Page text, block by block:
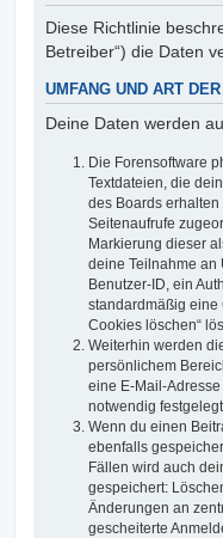
Diese Richtlinie
Betreiber“) die Daten
UMFANG UND ART
Deine Daten werden
Die Forensoftware
Textdateien, die
des Boards
Seitenaufrufe
Markierung dieser
deine Teilnahme an
Benutzer-ID, ein
standardmäßig eine
Cookies löschen“
Weiterhin werden
persönlichem
eine E-Mail-
notwendig
Wenn du einen
ebenfalls
Fällen wird auch
gespeichert:
Änderungen an
gescheiterte